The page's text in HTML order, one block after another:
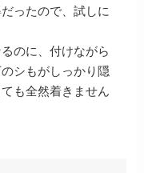
ったので、試しに
のに、付けながら
シもがしっかり隠
も全然着きません